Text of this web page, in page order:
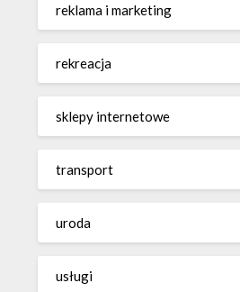
reklama i marketing
rekreacja
sklepy internetowe
transport
uroda
usługi